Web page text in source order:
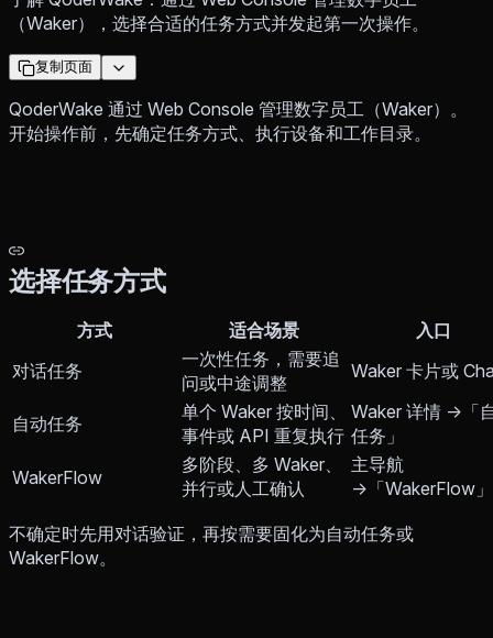
（Waker），选择合适的任务方式并发起第一次操作。
复制页面
QoderWake 通过 Web Console 管理数字员工（Waker）。
开始操作前，先确定任务方式、执行设备和工作目录。
选择任务方式
方式 适合场景
入口
对话任务
一次性任务，需要追
问或中途调整
Waker 卡片或
自动任务
单个 Waker 按时间、
事件或 API 重复执行
Waker 详情 →「
任务」
WakerFlow
多阶段、多 Waker、
并行或人工确认
主导航
→「WakerFlow」
不确定时先用对话验证，再按需要固化为自动任务或
WakerFlow。